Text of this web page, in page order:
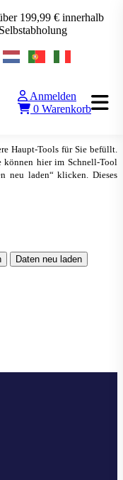
Haupt-Tools für Sie befüllt.
können hier im Schnell-Tool
neu laden“ klicken. Dieses
Daten neu laden
199,99 € innerhalb
Anmelden
0 Warenkorb